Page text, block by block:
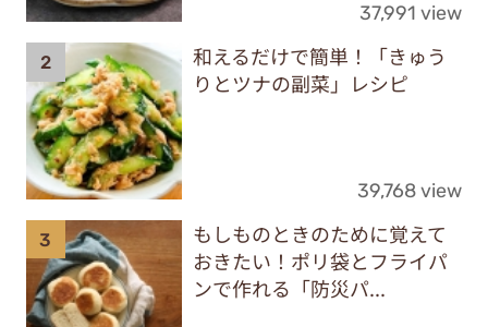
37,991 view
和えるだけで簡単！「きゅう
りとツナの副菜」レシピ
39,768 view
もしものときのために覚えて
おきたい！ポリ袋とフライパ
ンで作れる「防災パ...